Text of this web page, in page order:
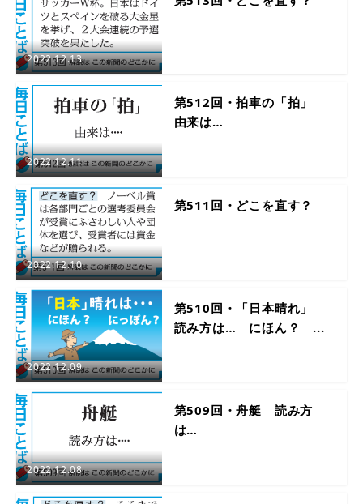
2022.12.13
2022.12.11
第512回・拍車の「拍」
由来は…
2022.12.10
第511回・どこを直す？
2022.12.09
第510回・「日本晴れ」
読み方は… にほん？ ...
2022.12.08
第509回・舟艇 読み方
は…